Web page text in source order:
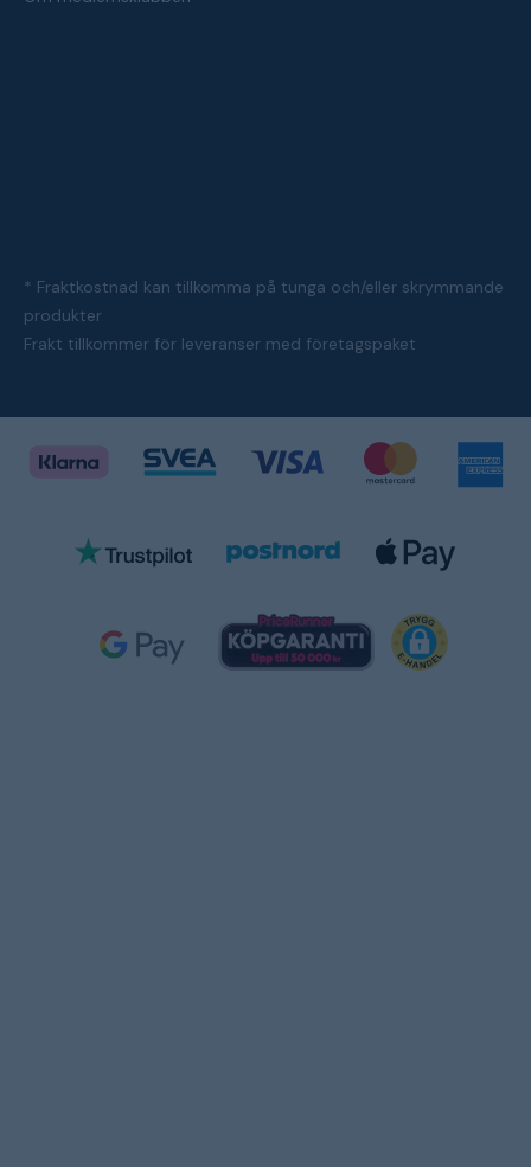
* Fraktkostnad kan tillkomma på tunga och/eller skrymmande
produkter
Frakt tillkommer för leveranser med företagspaket